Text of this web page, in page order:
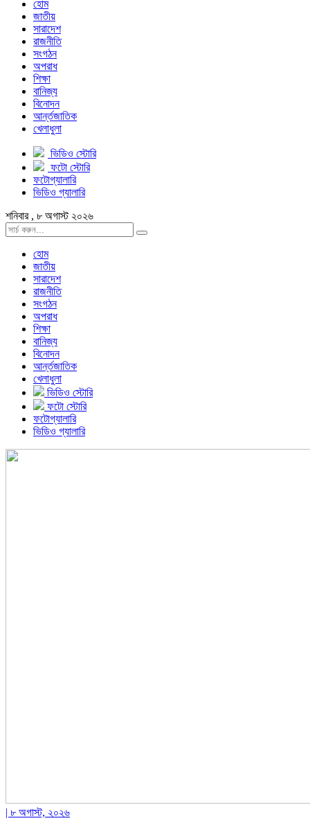
হোম
জাতীয়
সারাদেশ
রাজনীতি
সংগঠন
অপরাধ
শিক্ষা
বানিজ্য
বিনোদন
আর্ন্তজাতিক
খেলাধুলা
ভিডিও স্টোরি
ফটো স্টোরি
ফটোগ্যালারি
ভিডিও গ্যালারি
শনিবার , ৮ অগাস্ট ২০২৬
হোম
জাতীয়
সারাদেশ
রাজনীতি
সংগঠন
অপরাধ
শিক্ষা
বানিজ্য
বিনোদন
আর্ন্তজাতিক
খেলাধুলা
ভিডিও স্টোরি
ফটো স্টোরি
ফটোগ্যালারি
ভিডিও গ্যালারি
| ৮ অগাস্ট, ২০২৬